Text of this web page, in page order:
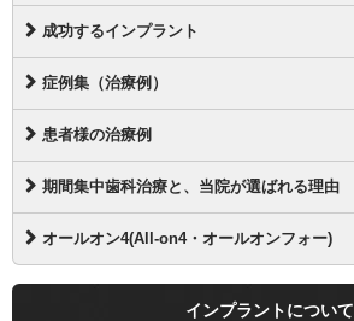
成功するインプラント
症例集（治療例）
患者様の治療例
期間集中歯科治療と、当院が選ばれる理由
オールオン4(All-on4・オールオンフォー)
インプラントについて